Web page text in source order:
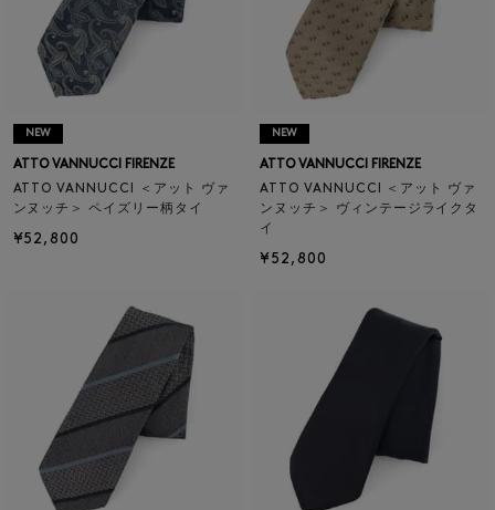
NEW
ATTO VANNUCCI FIRENZE
ATTO VANNUCCI ＜アット ヴァ
ンヌッチ＞ ペイズリー柄タイ
¥52,800
NEW
ATTO VANNUCCI FIRENZE
ATTO VANNUCCI ＜アット ヴァ
ンヌッチ＞ ヴィンテージライクタ
イ
¥52,800